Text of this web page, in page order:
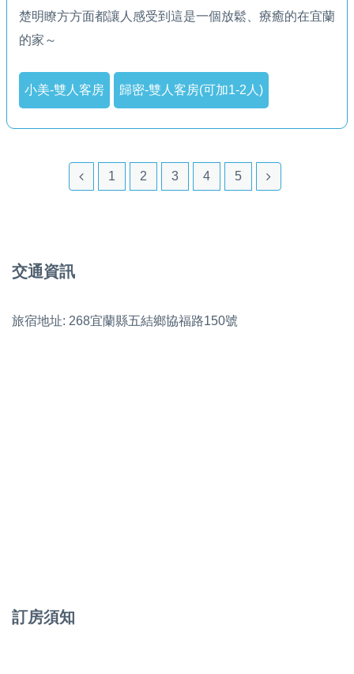
楚明瞭方方面都讓人感受到這是一個放鬆、療癒的在宜蘭
的家～
小美-雙人客房 歸密-雙人客房(可加1-2人)
1 2 3 4 5
交通資訊
旅宿地址: 268宜蘭縣五結鄉協福路150號
訂房須知